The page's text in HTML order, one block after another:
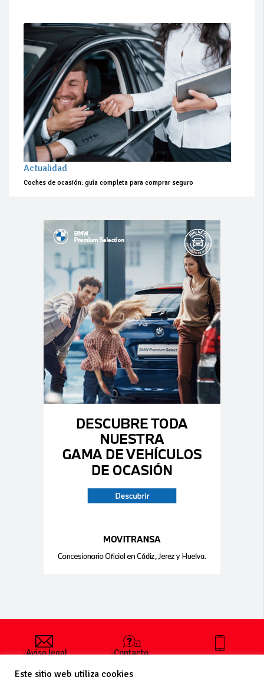
Actualidad
Coches de ocasión: guía completa para comprar seguro
-Aviso legal
generales
-Contacto
publicar un
+34 627 35
Este sitio web utiliza cookies